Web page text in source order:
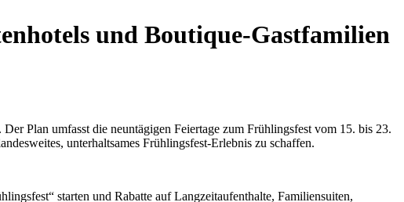
und Boutique-Gastfamilien
Plan umfasst die neuntägigen Feiertage zum Frühlingsfest vom 15. bis 23.
unterhaltsames Frühlingsfest-Erlebnis zu schaffen.
starten und Rabatte auf Langzeitaufenthalte, Familiensuiten,